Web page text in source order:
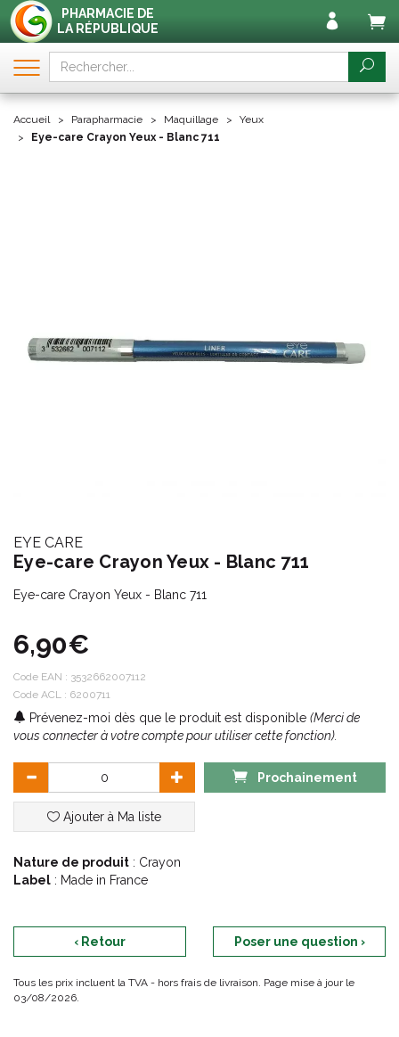
PHARMACIE DE
LA RÉPUBLIQUE
Accueil Parapharmacie Maquillage
Yeux
Eye-care Crayon Yeux - Blanc 711
EYE CARE
Eye-care Crayon Yeux - Blanc 711
Eye-care Crayon Yeux - Blanc 711
6,90€
Code EAN : 3532662007112
Code ACL : 6200711
Prévenez-moi dès que le produit est disponible (Merci de
vous connecter à votre compte pour utiliser cette fonction).
Prochainement
Ajouter à Ma liste
Nature de produit : Crayon
Label : Made in France
‹ Retour Poser une question ›
Tous les prix incluent la TVA - hors frais de livraison. Page mise à jour le
03/08/2026.